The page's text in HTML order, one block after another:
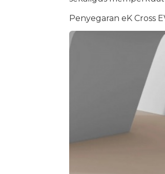
Penyegaran eK Cross